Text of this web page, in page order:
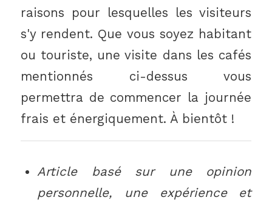
raisons pour lesquelles les visiteurs
s'y rendent. Que vous soyez habitant
ou touriste, une visite dans les cafés
mentionnés ci-dessus vous
permettra de commencer la journée
frais et énergiquement. À bientôt !
Article basé sur une opinion
personnelle, une expérience et